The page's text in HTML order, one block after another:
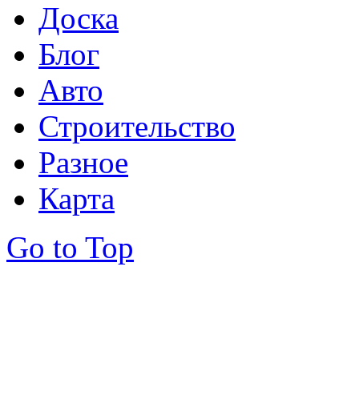
Доска
Блог
Авто
Строительство
Разное
Карта
Go to Top